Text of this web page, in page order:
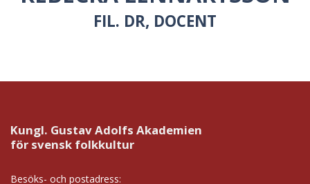
FIL. DR, DOCENT
Kungl. Gustav Adolfs Akademien
för svensk folkkultur
Besöks- och postadress: